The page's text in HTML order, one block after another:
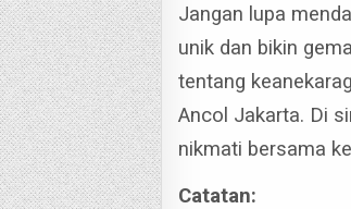
Jangan lupa
unik dan bikin
tentang
Ancol Jakarta. Di
nikmati bersama
Catatan: